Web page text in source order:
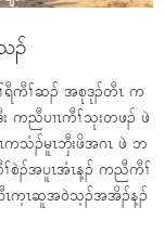
ၣ်
ၢ်ရီကီၢ်ဆၣ် အစုဒုၣ်တီၤ က
း ကညီပၢၤကီၢ်သုးတဖၣ် ဖဲ
ၤကသံၣ်မူၤဘှီးဖိအဂၤ ဖဲ ဘ
ၢ်စဲၣ်အပူၤအံၤန့ၣ် ကညီကီၢ်
ၤက့ၤဆူအ၀ဲသ့ၣ်အအိၣ်န့ၣ်